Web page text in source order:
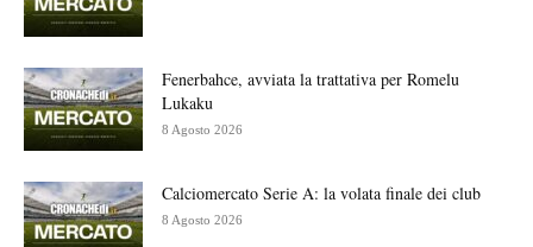
Fenerbahce, avviata la trattativa per Romelu
Lukaku
8 Agosto 2026
Calciomercato Serie A: la volata finale dei club
8 Agosto 2026